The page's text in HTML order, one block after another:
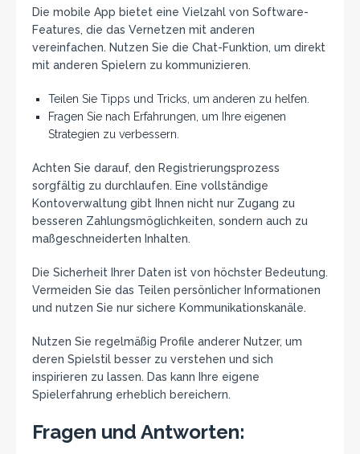
Die mobile App bietet eine Vielzahl von Software-
Features, die das Vernetzen mit anderen
vereinfachen. Nutzen Sie die Chat-Funktion, um direkt
mit anderen Spielern zu kommunizieren.
Teilen Sie Tipps und Tricks, um anderen zu helfen.
Fragen Sie nach Erfahrungen, um Ihre eigenen
Strategien zu verbessern.
Achten Sie darauf, den Registrierungsprozess
sorgfältig zu durchlaufen. Eine vollständige
Kontoverwaltung gibt Ihnen nicht nur Zugang zu
besseren Zahlungsmöglichkeiten, sondern auch zu
maßgeschneiderten Inhalten.
Die Sicherheit Ihrer Daten ist von höchster Bedeutung.
Vermeiden Sie das Teilen persönlicher Informationen
und nutzen Sie nur sichere Kommunikationskanäle.
Nutzen Sie regelmäßig Profile anderer Nutzer, um
deren Spielstil besser zu verstehen und sich
inspirieren zu lassen. Das kann Ihre eigene
Spielerfahrung erheblich bereichern.
Fragen und Antworten: